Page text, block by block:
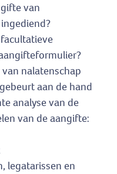
van
nalatenschap
aan de hand
analyse van de
van de aangifte:
legatarissen en